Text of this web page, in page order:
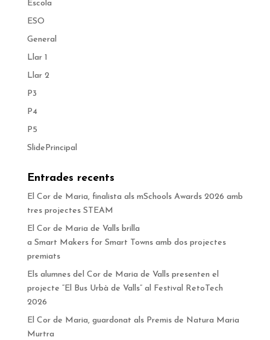
Escola
ESO
General
Llar 1
Llar 2
P3
P4
P5
SlidePrincipal
Entrades recents
El Cor de Maria, finalista als mSchools Awards 2026 amb
tres projectes STEAM
El Cor de Maria de Valls brilla
a Smart Makers for Smart Towns amb dos projectes
premiats
Els alumnes del Cor de Maria de Valls presenten el
projecte “El Bus Urbà de Valls” al Festival RetoTech
2026
El Cor de Maria, guardonat als Premis de Natura Maria
Murtra